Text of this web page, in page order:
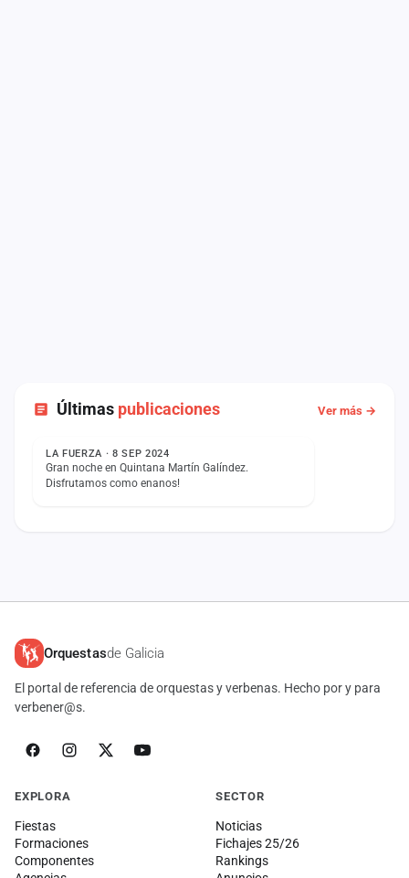
Últimas publicaciones Ver más →
ESTADO
LA FUERZA · 8 SEP 2024
Gran noche en Quintana Martín Galíndez.
Disfrutamos como enanos!
Orquestasde Galicia
El portal de referencia de orquestas y verbenas. Hecho por y para
verbener@s.
EXPLORA
Fiestas
Formaciones
Componentes
SECTOR
Noticias
Fichajes 25/26
Rankings